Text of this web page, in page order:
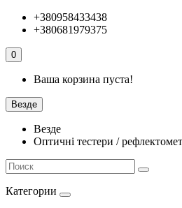
+380958433438
+380681979375
0
Ваша корзина пуста!
Везде
Везде
Оптичні тестери /
Категории